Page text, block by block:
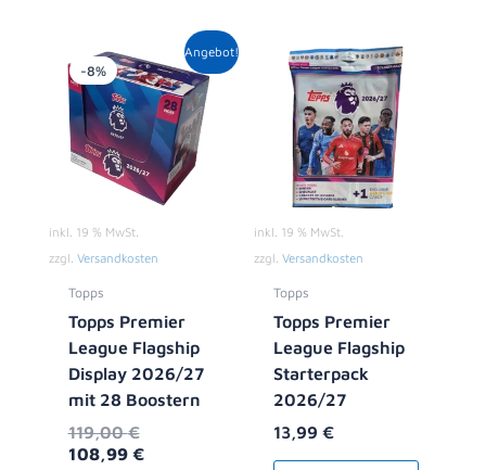
Angebot!
-8%
inkl. 19 % MwSt.
zzgl. Versandkosten
Topps
Topps Premier
League Flagship
Display 2026/27
mit 28 Boostern
119,00€
Ursprünglicher
Preis
war:
119,00 €
108,99 €
Aktueller
Preis
ist:
108,99 €.
inkl. 19 % MwSt.
zzgl. Versandkosten
Topps
Topps Premier
League Flagship
Starterpack
2026/27
13,99 €